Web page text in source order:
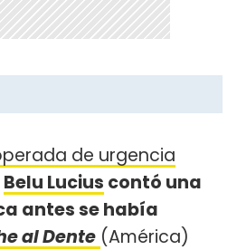
de urgencia
Belu Lucius contó una
antes se había
al Dente (América)